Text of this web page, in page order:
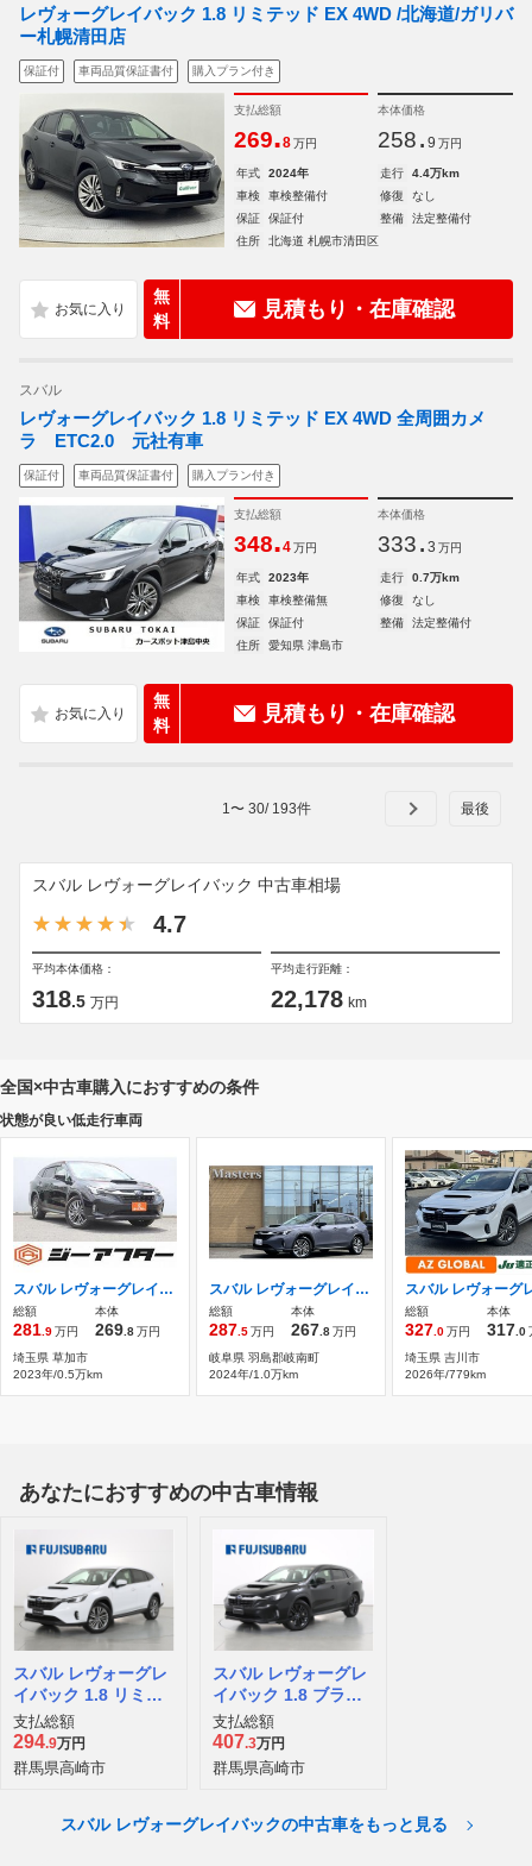
レヴォーグレイバック 1.8 リミテッド EX 4WD /北海道/ガリバ
ー札幌清田店
保証付 車両品質保証書付 購入プラン付き
支払総額
269.8 万円
本体価格
258. 9 万円
年式 2024年 走行
4.4万km
車検
車検整備付 修復
なし
保証
保証付 整備
法定整備付
住所
北海道 札幌市清田区
無
料
見積もり・在庫確認
スバル
レヴォーグレイバック 1.8 リミテッド EX 4WD 全周囲カメ
ラ ETC2.0 元社有車
保証付 車両品質保証書付 購入プラン付き
支払総額
348.4 万円
本体価格
333. 3 万円
年式 2023年 走行
0.7万km
車検
車検整備無 修復
なし
保証
保証付 整備
法定整備付
住所
愛知県 津島市
無
料
見積もり・在庫確認
1 〜 30/ 193件
スバル レヴォーグレイバック 中古車相場
4.7
平均本体価格：
318.5 万円
平均走行距離：
22,178 km
全国×中古車購入におすすめの条件
状態が良い低走行車両
スバル レヴォーグレイバック 1.8 リミテッド EX 4WD ワンオーナー純正11.6型ナビTVLEDヘッド
総額
281 .9万円
本体
269 .8万円
埼玉県 草加市
2023年/0.5万km
スバル レヴォーグレイバック 1.8 リミテッド EX 4WD ・ハーマンカードンサウンド・11.6型ナビ
総額
287 .5万円
本体
267 .8万円
岐阜県 羽島郡岐南町
2024年/1.0万km
総額
327 .0万円
本体
317 .0
埼玉県 吉川市
2026年/779km
あなたにおすすめの中古車情報
スバル レヴォーグレ
イバック 1.8 リミテ
ッド EX 4WD
支払総額
294.9万円
群馬県高崎市
スバル レヴォーグレ
イバック 1.8 ブラッ
ク セレクション 4W
D
支払総額
407.3万円
群馬県高崎市
スバル レヴォーグレイバックの中古車をもっと見る